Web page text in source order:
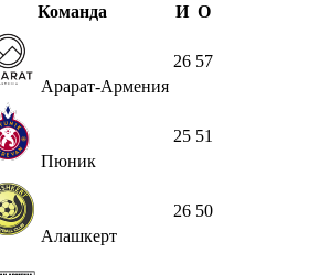
Команда И О
Арарат-Армения
26 57
Пюник
25 51
Алашкерт
26 50